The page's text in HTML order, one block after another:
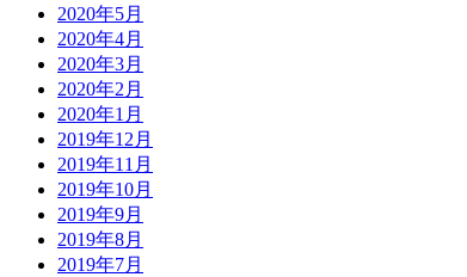
2020年5月
2020年4月
2020年3月
2020年2月
2020年1月
2019年12月
2019年11月
2019年10月
2019年9月
2019年8月
2019年7月